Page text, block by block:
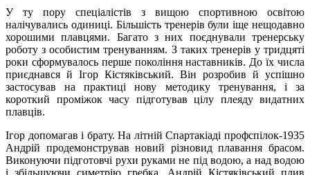
У ту пору спеціалістів з вищою спортивною освітою
налічувались одиниці. Більшість тренерів були іще нещодавно
хорошими плавцями. Багато з них поєднували тренерську
роботу з особистим тренуванням. З таких тренерів у тридцяті
роки сформувалось перше покоління наставників. До їх числа
приєднався й Ігор Кістяківський. Він розробив й успішно
застосував на практиці нову методику тренування, і за
короткий проміжок часу підготував цілу плеяду видатних
плавців.
Ігор допомагав і брату. На літній Спартакіаді профспілок-1935
Андрій продемонстрував новий різновид плавання брасом.
Виконуючи підготовчі рухи руками не під водою, а над водою
і збільшуючи симетрію гребка, Андрій Кістяківський плив